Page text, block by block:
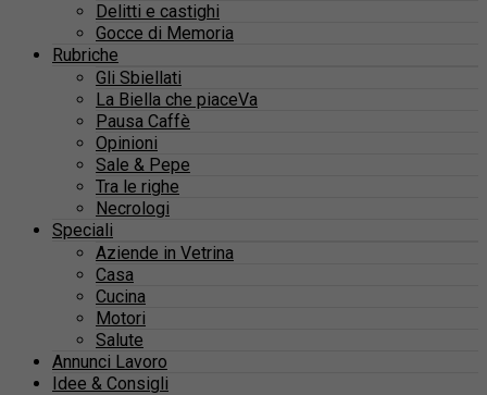
Delitti e castighi
Gocce di Memoria
Rubriche
Gli Sbiellati
La Biella che piaceVa
Pausa Caffè
Opinioni
Sale & Pepe
Tra le righe
Necrologi
Speciali
Aziende in Vetrina
Casa
Cucina
Motori
Salute
Annunci Lavoro
Idee & Consigli